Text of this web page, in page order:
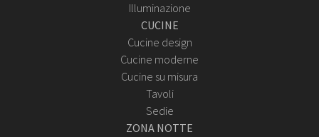
Illuminazione
CUCINE
Cucine design
Cucine moderne
Cucine su misura
Tavoli
Sedie
ZONA NOTTE